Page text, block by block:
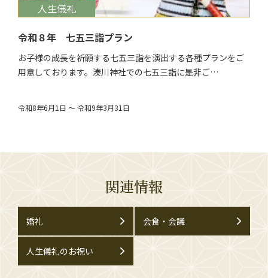
$target_date
人生儀礼
令和８年 七五三詣プラン
お子様の成長を祈願する七五三詣を演出する各種プランをご
用意しております。湊川神社での七五三詣に是非ご…
令和8年6月1日 ～ 令和9年3月31日
関連情報
婚礼 会食・会議
人生儀礼のお祝い